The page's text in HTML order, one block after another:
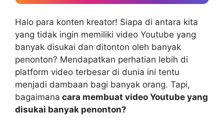
Halo para konten kreator! Siapa di antara kita
yang tidak ingin memiliki video Youtube yang
banyak disukai dan ditonton oleh banyak
penonton? Mendapatkan perhatian lebih di
platform video terbesar di dunia ini tentu
menjadi dambaan bagi banyak orang. Tapi,
bagaimana cara membuat video Youtube yang
disukai banyak penonton?